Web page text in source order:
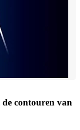
contouren van